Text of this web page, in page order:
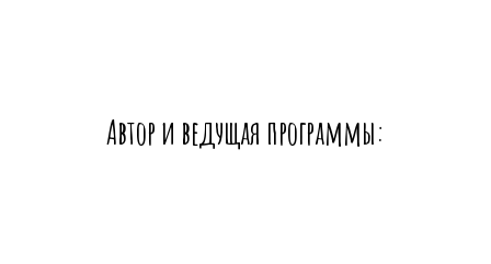
Автор и ведущая программы: